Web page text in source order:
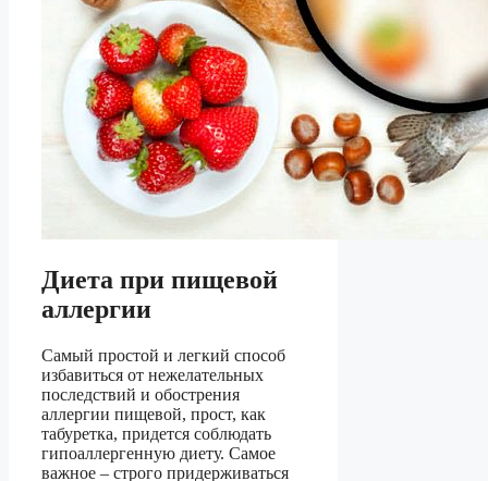
Диета при пищевой
аллергии
Самый простой и легкий способ
избавиться от нежелательных
последствий и обострения
аллергии пищевой, прост, как
табуретка, придется соблюдать
гипоаллергенную диету. Самое
важное – строго придерживаться